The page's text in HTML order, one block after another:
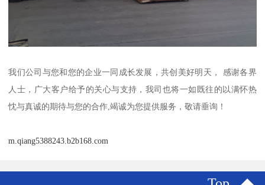
我们公司与您和您的企业一同成长发展，共创美好明天， 感谢各界
人士，广大客户给予的关心与支持，我司也将一如既往的以满怀热
忱与真诚的期待与您的合作,竭诚为您提供服务，敬请垂询！
m.qiang5388243.b2b168.com